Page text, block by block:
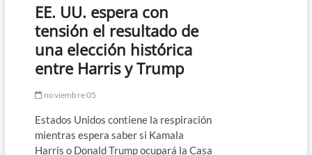
EE. UU. espera con
tensión el resultado de
una elección histórica
entre Harris y Trump
noviembre 05
Estados Unidos contiene la respiración
mientras espera saber si Kamala
Harris o Donald Trump ocupará la Casa